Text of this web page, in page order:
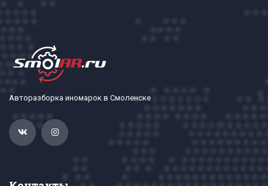
Авторазборка иномарок в Смоленске